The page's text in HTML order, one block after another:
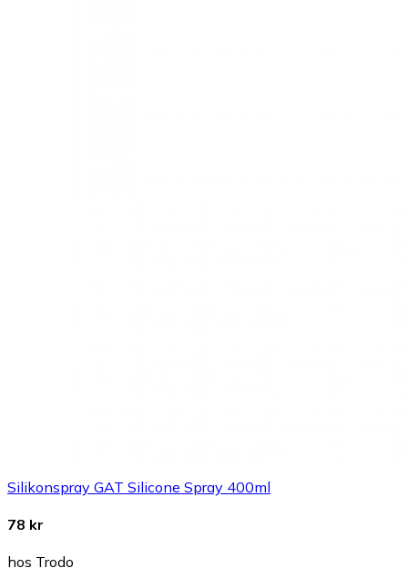
Silikonspray GAT Silicone Spray 400ml
78 kr
hos Trodo